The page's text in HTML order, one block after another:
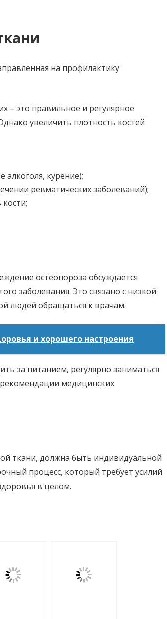
на профилактику
– это правильное и регулярное
увеличить плотность костей
курение);
ревматических заболеваний);
остеопороза обсуждается
заболевания. Это связано с низкой
людей обращаться к врачам.
и хорошего настроения
за питанием, регулярно заниматься
медицинских
ткани, должна быть индивидуальной
процесс, который требует усилий
в целом.